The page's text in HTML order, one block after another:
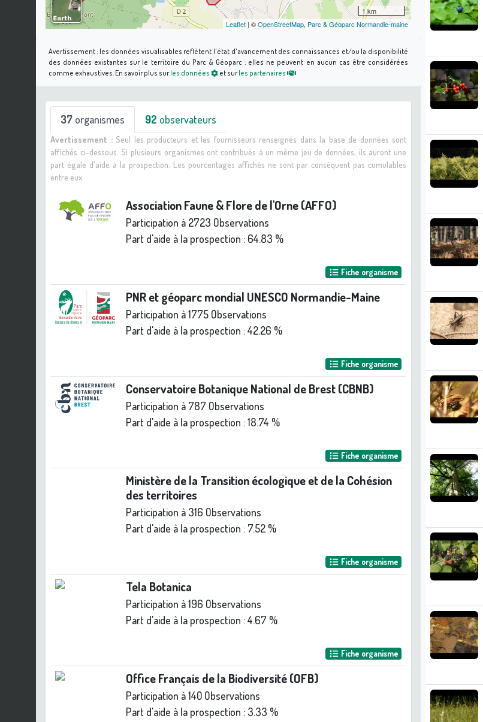
1 km
Leaflet | ©OpenStreetMap, Parc & Géoparc Normandie-maine
Avertissement :les données visualisables reflètent l'état d'avancement des connaissances et/ou la disponibilité
des données existantes sur le territoire du Parc & Géoparc : elles ne peuvent en aucun cas être considérées
comme exhaustives. En savoir plus surles données et surles partenaires
37 organismes 92 observateurs
Avertissement :Seul les producteurs et les fournisseurs renseignés dans la base de données sont
affichés ci-dessous. Si plusieurs organismes ont contribués à un même jeu de données, ils auront une
part égale d'aide à la prospection. Les pourcentages affichés ne sont par conséquent pas cumulables
entre eux.
Association Faune & Flore de l'Orne (AFFO)
Participation à 2723 Observations
Part d'aide à la prospection : 64.83 %
Fiche organisme
PNR et géoparc mondial UNESCO Normandie-Maine
Participation à 1775 Observations
Part d'aide à la prospection :42.26 %
Fiche organisme
Conservatoire Botanique National de Brest (CBNB)
Participation à 787 Observations
Part d'aide à la prospection :18.74 %
Fiche organisme
Ministère de la Transition écologique et de la Cohésion
des territoires
Participation à 316 Observations
Part d'aide à la prospection : 7.52 %
Fiche organisme
Tela Botanica
Participation à 196 Observations
Part d'aide à la prospection :4.67 %
Fiche organisme
Office Français de la Biodiversité (OFB)
Participation à 140 Observations
Part d'aide à la prospection : 3.33 %